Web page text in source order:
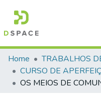
Communities & Collections
All of DSpace
Home